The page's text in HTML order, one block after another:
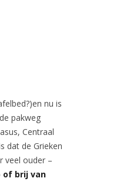
nu is
pakweg
Centraal
dat de Grieken
veel ouder –
of brij van